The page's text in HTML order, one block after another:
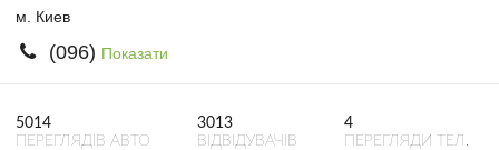
м. Киев
(096) Показати
5014
ПЕРЕГЛЯДІВ АВТО
3013
ВІДВІДУВАЧІВ
4
ПЕРЕГЛЯДИ ТЕЛ.